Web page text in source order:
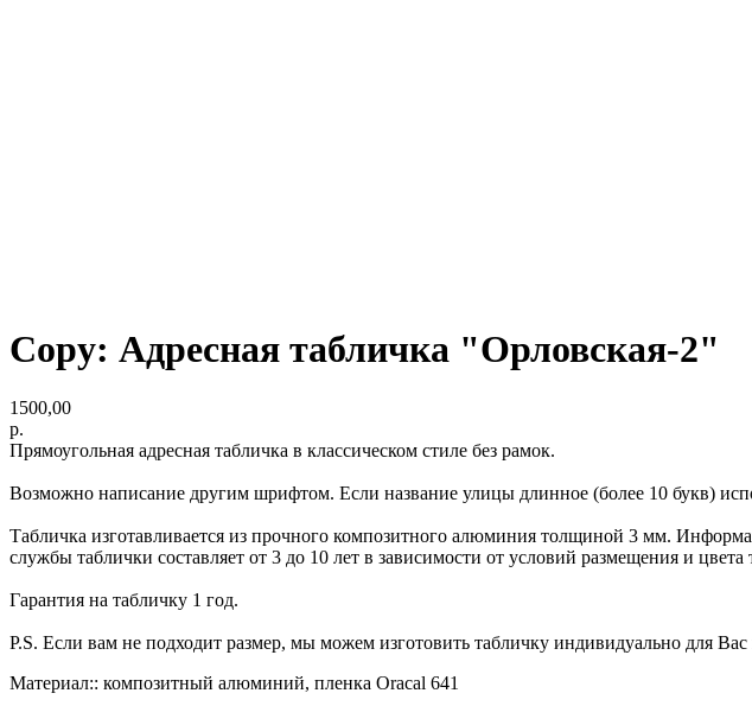
Copy: Адресная табличка "Орловская-2"
1500,00
р.
Прямоугольная адресная табличка в классическом стиле без рамок.
Возможно написание другим шрифтом. Если название улицы длинное (более 10 букв)
Табличка изготавливается из прочного композитного алюминия толщиной 3 мм.
службы таблички составляет от 3 до 10 лет в зависимости от условий размещения и цвета
Гарантия на табличку 1 год.
P.S. Если вам не подходит размер, мы можем изготовить табличку индивидуально для
Материал:: композитный алюминий, пленка Oracal 641